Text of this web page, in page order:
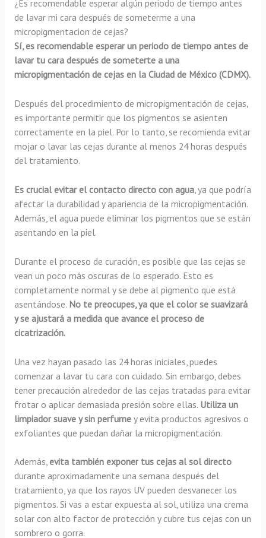
¿Es recomendable esperar algún periodo de tiempo antes
de lavar mi cara después de someterme a una
micropigmentacion de cejas?
Sí, es recomendable esperar un periodo de tiempo antes de
lavar tu cara después de someterte a una
micropigmentación de cejas en la Ciudad de México (CDMX).
Después del procedimiento de micropigmentación de cejas,
es importante permitir que los pigmentos se asienten
correctamente en la piel. Por lo tanto, se recomienda evitar
mojar o lavar las cejas durante al menos 24 horas después
del tratamiento.
Es crucial evitar el contacto directo con agua, ya que podría
afectar la durabilidad y apariencia de la micropigmentación.
Además, el agua puede eliminar los pigmentos que se están
asentando en la piel.
Durante el proceso de curación, es posible que las cejas se
vean un poco más oscuras de lo esperado. Esto es
completamente normal y se debe al pigmento que está
asentándose. No te preocupes, ya que el color se suavizará
y se ajustará a medida que avance el proceso de
cicatrización.
Una vez hayan pasado las 24 horas iniciales, puedes
comenzar a lavar tu cara con cuidado. Sin embargo, debes
tener precaución alrededor de las cejas tratadas para evitar
frotar o aplicar demasiada presión sobre ellas. Utiliza un
limpiador suave y sin perfumey evita productos agresivos o
exfoliantes que puedan dañar la micropigmentación.
Además,evita también exponer tus cejas al sol directo
durante aproximadamente una semana después del
tratamiento, ya que los rayos UV pueden desvanecer los
pigmentos. Si vas a estar expuesta al sol, utiliza una crema
solar con alto factor de protección y cubre tus cejas con un
sombrero o gorra.